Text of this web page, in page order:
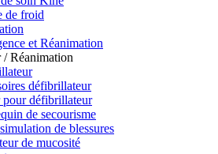
de froid
et Réanimation
Réanimation
défibrillateur
défibrillateur
de secourisme
de blessures
de mucosité